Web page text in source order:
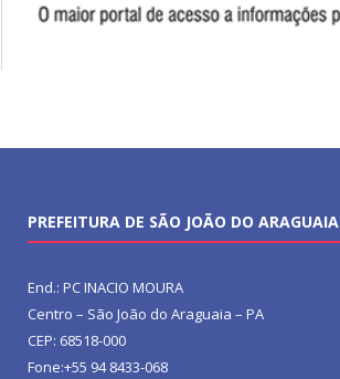
PREFEITURA DE SÃO JOÃO DO ARAGUAIA
End.: PC INACIO MOURA
Centro – São João do Araguaia – PA
CEP: 68518-000
Fone:+55 94 8433-068